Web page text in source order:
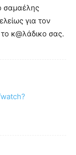
σαμαέλης
για τον
το κ@λάδικο σας.